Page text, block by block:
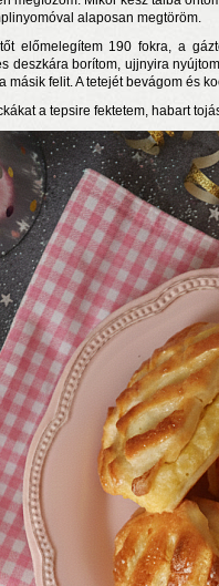
alaposan megtöröm.
előmelegítem 190 fokra, a
deszkára borítom, ujjnyira
másik felit. A tetejét bevágom és
a tepsire fektetem, habart